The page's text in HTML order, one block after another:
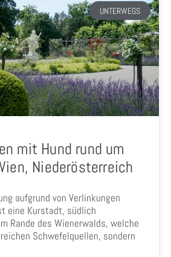
UNTERWEGS
mit Hund rund um
Niederösterreich
aufgrund von Verlinkungen
eine Kurstadt, südlich
Rande des Wienerwalds, welche
Schwefelquellen, sondern